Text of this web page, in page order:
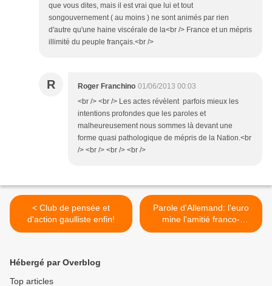
que vous dites, mais il est vrai que lui et tout
songouvernement ( au moins ) ne sont animés par rien
d'autre qu'une haine viscérale de la<br /> France et un mépris
illimité du peuple français.<br />
R Roger Franchino 01/06/2013 00:03
<br /> <br /> Les actes révèlent parfois mieux les
intentions profondes que les paroles et
malheureusement nous sommes là devant une
forme quasi pathologique de mépris de la Nation.<br
/> <br /> <br /> <br />
< Club de pensée et
d'action gaulliste enfin!
Parole d'Allemand: l'euro
mine l'amitié franco-
allemande! >
Hébergé par Overblog
Top articles